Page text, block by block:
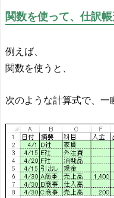
関数を使って、仕訳
例えば、
関数を使うと、
次のような計算式で、一